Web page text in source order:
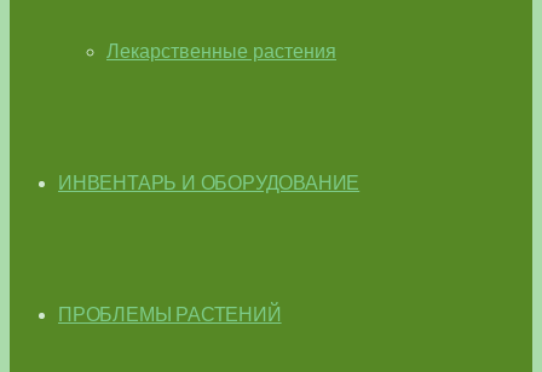
Лекарственные растения
ИНВЕНТАРЬ И ОБОРУДОВАНИЕ
ПРОБЛЕМЫ РАСТЕНИЙ